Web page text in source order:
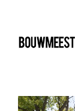
bma